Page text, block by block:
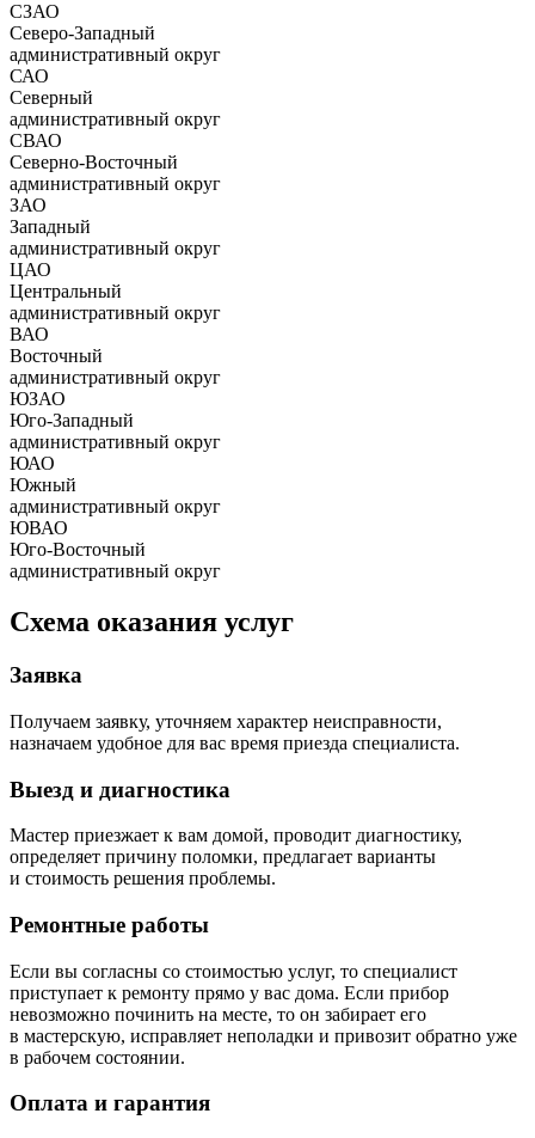
СЗАО
Северо-Западный
административный округ
САО
Северный
административный округ
СВАО
Северно-Восточный
административный округ
ЗАО
Западный
административный округ
ЦАО
Центральный
административный округ
ВАО
Восточный
административный округ
ЮЗАО
Юго-Западный
административный округ
ЮАО
Южный
административный округ
ЮВАО
Юго-Восточный
административный округ
Схема оказания услуг
Заявка
Получаем заявку, уточняем характер неисправности,
назначаем удобное для вас время приезда специалиста.
Выезд и диагностика
Мастер приезжает к вам домой, проводит диагностику,
определяет причину поломки, предлагает варианты
и стоимость решения проблемы.
Ремонтные работы
Если вы согласны со стоимостью услуг, то специалист
приступает к ремонту прямо у вас дома. Если прибор
невозможно починить на месте, то он забирает его
в мастерскую, исправляет неполадки и привозит обратно уже
в рабочем состоянии.
Оплата и гарантия